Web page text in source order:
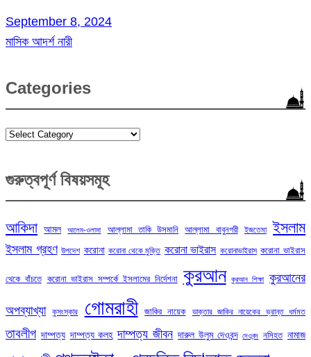
September 8, 2024
মাসিক আদর্শ নারী
Categories
Categories
গুরুত্বপূর্ণ বিষয়সমূহ
আকিদা আমল আলেম-ওলামা আল্লামা তাকি উসমানি আল্লামা বাবুনগরী ইজতেমা ইসলাম
ইসলাম গ্রহণ উপদেশ করোনা করোনা থেকে মুক্তি করোনা ভাইরাস করোনাভাইরাস করোনা ভাইরাস
থেকে বাঁচতে করোনা ভাইরাস সম্পর্কে ইসলামের নির্দেশনা কুরআন কুরআন শিক্ষা কুরআনের
অপব্যাখ্যা কুসংস্কার গোমরাহী জাকির নায়েক ডাক্তার জাকির নায়েকের ভ্রান্ত ধর্মমত
তাবলীগ দাম্পত্য দাম্পত্য কলহ দাম্পত্য জীবন দারুল উলুম দেওবন্দ দেওবন্দ নসিহত নামাজ